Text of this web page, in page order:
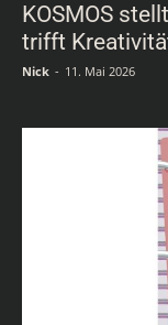
KOSMOS
trifft
Nick - 11. Mai 2026